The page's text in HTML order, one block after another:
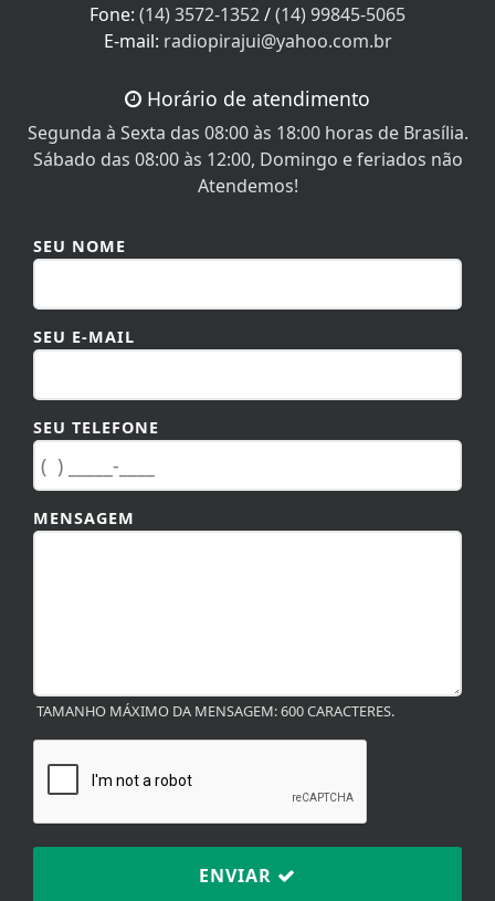
Fone: (14) 3572-1352/(14) 99845-5065
E-mail: radiopirajui@yahoo.com.br
Horário de atendimento
Segunda à Sexta das 08:00 às 18:00 horas de Brasília.
Sábado das 08:00 às 12:00, Domingo e feriados não
Atendemos!
SEU NOME
SEU E-MAIL
SEU TELEFONE
MENSAGEM
TAMANHO MÁXIMO DA MENSAGEM: 600 CARACTERES.
ENVIAR